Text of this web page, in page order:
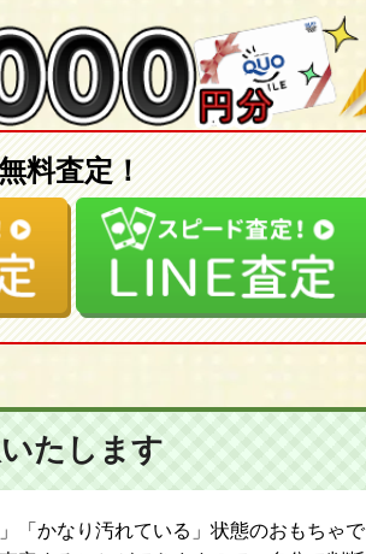
料査定！
たします
「かなり汚れている」状態のおもちゃで